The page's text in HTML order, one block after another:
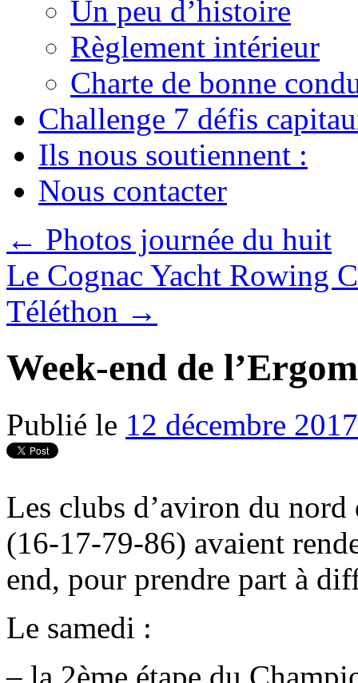
Un peu d’histoire
Règlement intérieur
Charte de bonne
Challenge 7 défis
Ils nous soutiennent :
Nous contacter
← Photos journée du huit
Le Cognac Yacht Rowing
Téléthon →
Week-end de
Publié le 12 décembre 2017
Les clubs d’aviron du
(16-17-79-86) avaient
end, pour prendre part à
Le samedi :
– la 2ème étape du